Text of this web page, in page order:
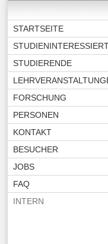
STARTSEITE
STUDIERENDE
FORSCHUNG
PERSONEN
KONTAKT
BESUCHER
JOBS
FAQ
INTERN